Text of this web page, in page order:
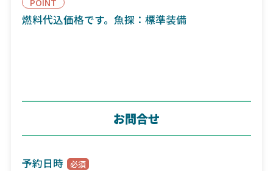
燃料代込価格です。魚探：標準装備
お問合せ
予約日時